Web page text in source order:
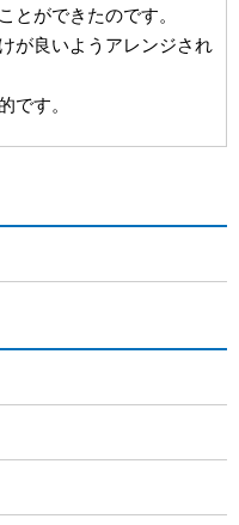
ができたのです。
が良いようアレンジされ
す。